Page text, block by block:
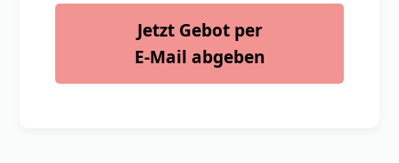
Jetzt Gebot per
E-Mail abgeben